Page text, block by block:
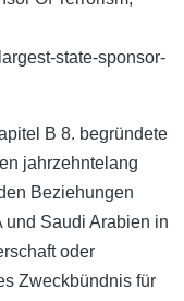
state-sponsor-
B 8. begründete
jahrzehntelang
Beziehungen
Saudi Arabien in
oder
Zweckbündnis für